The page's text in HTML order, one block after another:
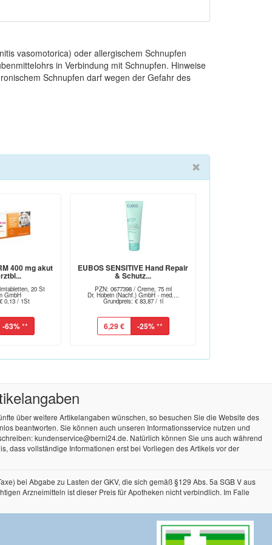
vasomotorica) oder allergischem Schnupfen
in Verbindung mit Schnupfen. Hinweise
Schnupfen darf wegen der Gefahr des
400 mg akut
20 St
GmbH
0,13 / 1St
-63%**
EUBOS SENSITIVE Hand Repair
& Schutz...
PZN: 0677398 / Creme, 75 ml
Dr. Hobein (Nachf.) GmbH - med....
Grundpreis: € 83,87 / 1l
6,29 € -25%**
über weitere Artikelangaben wünschen, so besuchen Sie die Website des
beantworten. Sie können auch unseren Informationsservice nutzen und
kundenservice@berni24.de. Natürlich können Sie uns auch während
dass vollständige Informationen erst bei Vorliegen des Artikels vor der
bei Abgabe zu Lasten der GKV, die sich gemäß §129 Abs. 5a SGB V aus
Arzneimitteln ist dieser Preis für Apotheken nicht verbindlich. Im Falle